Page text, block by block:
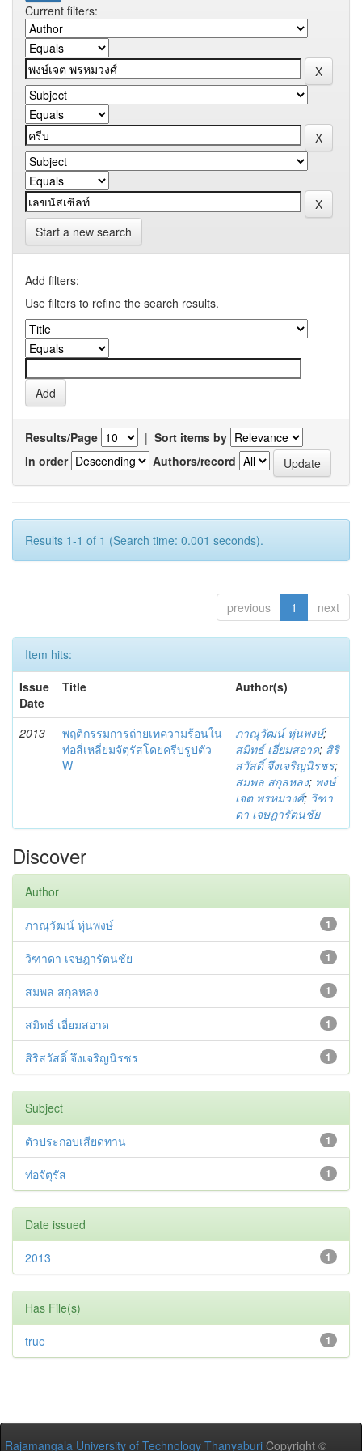
Current filters:
Start a new search
Add filters:
Use filters to refine the search results.
Results/Page | Sort items by
In order
Authors/record
Results 1-1 of 1 (Search time: 0.001 seconds).
previous 1 next
Item hits:
Issue
Date
Title Author(s)
2013
พฤติกรรมการถ่ายเทความร้อนใน
ท่อสี่เหลี่ยมจัตุรัสโดยครีบรูปตัว-
W
ภาณุวัฒน์ หุ่นพงษ์;
สมิทธ์ เอี่ยมสอาด; สิริ
สวัสดิ์ จึงเจริญนิรชร;
สมพล สกุลหลง; พงษ์
เจต พรหมวงศ์; วิฑา
ดา เจษฎารัตนชัย
Discover
Author
1
ภาณุวัฒน์ หุ่นพงษ์
1
วิฑาดา เจษฎารัตนชัย
1
สมพล สกุลหลง
1
สมิทธ์ เอี่ยมสอาด
1
สิริสวัสดิ์ จึงเจริญนิรชร
Subject
1
ตัวประกอบเสียดทาน
1
ท่อจัตุรัส
Date issued
1
2013
Has File(s)
1
true
Rajamangala University of Technology Thanyaburi Copyright ©